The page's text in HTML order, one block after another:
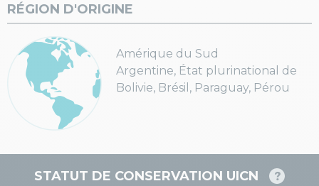
RÉGION D'ORIGINE
Amérique du Sud
Argentine, État plurinational de
Bolivie, Brésil, Paraguay, Pérou
STATUT DE CONSERVATION UICN